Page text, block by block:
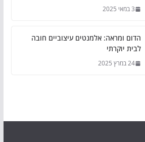
3 במאי 2025
הדום ומראה: אלמנטים עיצוביים חובה
לבית יוקרתי
24 במרץ 2025